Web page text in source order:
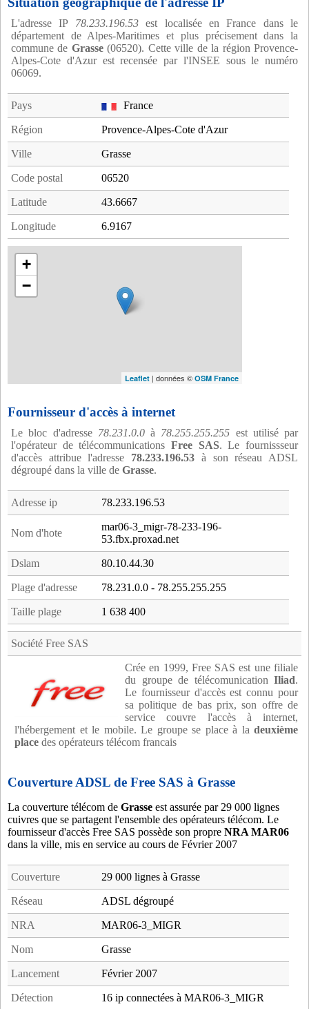
L'adresse IP 78.233.196.53est localisée en France dans le
département de Alpes-Maritimes et plus précisement dans la
commune de Grasse(06520). Cette ville de la région Provence-
Alpes-Cote d'Azur est recensée par l'INSEE sous le numéro
06069.
Pays France
Région Provence-Alpes-Cote d'Azur
Ville Grasse
Code postal 06520
Latitude 43.6667
Longitude 6.9167
+
−
Leaflet | données © OSM France
Fournisseur d'accès à internet
Le bloc d'adresse 78.231.0.0à 78.255.255.255 est utilisé par
l'opérateur de télécommunications Free SAS. Le fournissseur
d'accès attribue l'adresse 78.233.196.53 à son réseau ADSL
dégroupé dans la ville de Grasse.
Adresse ip 78.233.196.53
Nom d'hote
mar06-3_migr-78-233-196-
53.fbx.proxad.net
Dslam 80.10.44.30
Plage d'adresse 78.231.0.0 - 78.255.255.255
Taille plage 1 638 400
Société Free SAS
Crée en 1999, Free SAS est une filiale
du groupe de télécomunication Iliad.
Le fournisseur d'accès est connu pour
sa politique de bas prix, son offre de
service couvre l'accès à internet,
l'hébergement et le mobile. Le groupe se place à la deuxième
place des opérateurs télécom francais
Couverture ADSL de Free SAS à Grasse
La couverture télécom de Grasse est assurée par 29 000 lignes
cuivres que se partagent l'ensemble des opérateurs télécom. Le
fournisseur d'accès Free SAS possède son propre NRA MAR06
dans la ville, mis en service au cours de Février 2007
Couverture 29 000 lignes à Grasse
Réseau ADSL dégroupé
NRA MAR06-3_MIGR
Nom Grasse
Lancement Février 2007
Détection 16 ip connectées à MAR06-3_MIGR